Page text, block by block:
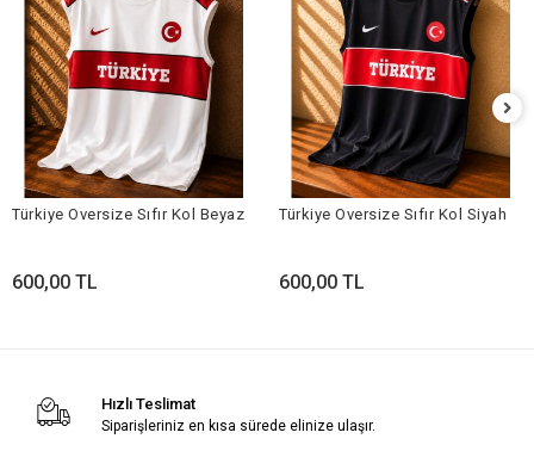
Türkiye Oversize Sıfır Kol Beyaz
600,00 TL
Türkiye Oversize Sıfır Kol Siyah
600,00 TL
Hızlı Teslimat
Siparişleriniz en kısa sürede elinize ulaşır.